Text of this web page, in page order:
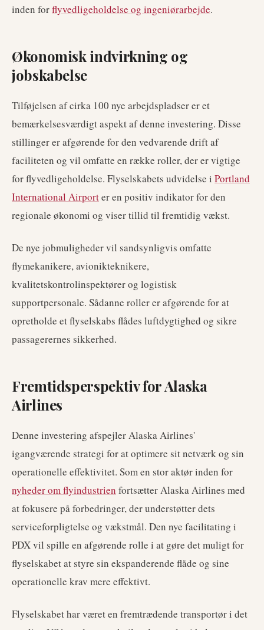
inden forflyvedligeholdelse og ingeniørarbejde.
Økonomisk indvirkning og
jobskabelse
Tilføjelsen af cirka 100 nye arbejdspladser er et
bemærkelsesværdigt aspekt af denne investering. Disse
stillinger er afgørende for den vedvarende drift af
faciliteten og vil omfatte en række roller, der er vigtige
for flyvedligeholdelse. Flyselskabets udvidelse i Portland
International Airporter en positiv indikator for den
regionale økonomi og viser tillid til fremtidig vækst.
De nye jobmuligheder vil sandsynligvis omfatte
flymekanikere, avionikteknikere,
kvalitetskontrolinspektører og logistisk
supportpersonale. Sådanne roller er afgørende for at
opretholde et flyselskabs flådes luftdygtighed og sikre
passagerernes sikkerhed.
Fremtidsperspektiv for Alaska
Airlines
Denne investering afspejler Alaska Airlines'
igangværende strategi for at optimere sit netværk og sin
operationelle effektivitet. Som en stor aktør inden for
nyheder om flyindustrien fortsætter Alaska Airlines med
at fokusere på forbedringer, der understøtter dets
serviceforpligtelse og vækstmål. Den nye facilitating i
PDX vil spille en afgørende rolle i at gøre det muligt for
flyselskabet at styre sin ekspanderende flåde og sine
operationelle krav mere effektivt.
Flyselskabet har været en fremtrædende transportør i det